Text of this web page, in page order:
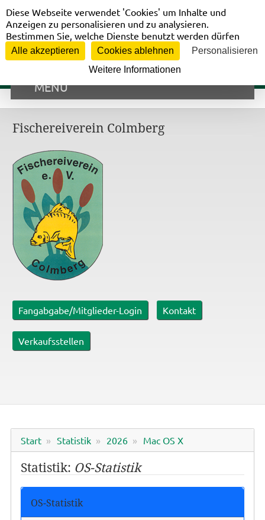
Vorstandsbereich
MENÜ
Fischereiverein Colmberg
Fangabgabe/Mitglieder-Login Kontakt
Verkaufsstellen
Start Statistik 2026 Mac OS X
Statistik: OS-Statistik
OS-Statistik
Cookie-Einstellungen
Diese Webseite verwendet 'Cookies' um Inhalte und
Anzeigen zu personalisieren und zu analysieren.
Bestimmen Sie, welche Dienste benutzt werden dürfen
Alle akzeptieren Cookies ablehnen
Personalisieren
Weitere Informationen